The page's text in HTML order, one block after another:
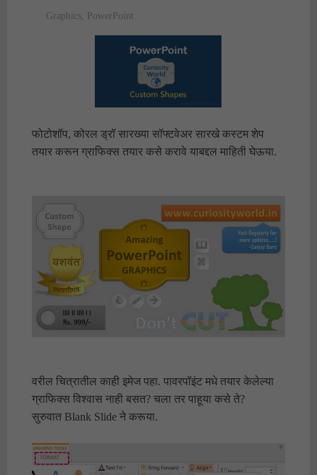
Graphics, PowerPoint
फोटोशॉप, कोरल ड्रॉ सारख्या सॉफ्टवेअर सारखे कस्टम शेप
तयार करून ग्राफिक्स तयार कसे करावे याबद्दल माहिती घेऊया.
वरील चित्रातील काही इमेज पहा. पावरपॉइंट मधे तयार केलेल्या
ग्राफिक्स विश्वास नाही बसत? चला तर पाहूया कसे ते?
सुरुवात Blank Slide ने करूया.